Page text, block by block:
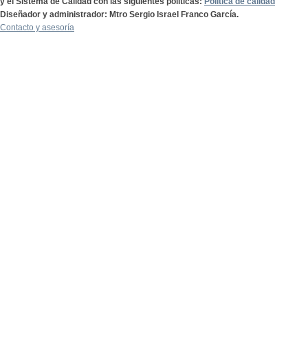
Diseñador y administrador: Mtro Sergio Israel Franco García.
Contacto y asesoría